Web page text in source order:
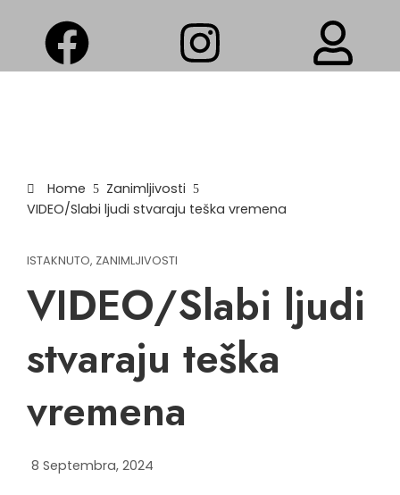
Home
Zanimljivosti
VIDEO/Slabi ljudi stvaraju teška vremena
ISTAKNUTO, ZANIMLJIVOSTI
VIDEO/Slabi ljudi
stvaraju teška
vremena
8 Septembra, 2024